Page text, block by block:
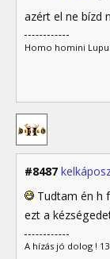
azért el ne bízd
Homo homini
#8487
Tudtam én h
ezt a
A hízás jó dolog !